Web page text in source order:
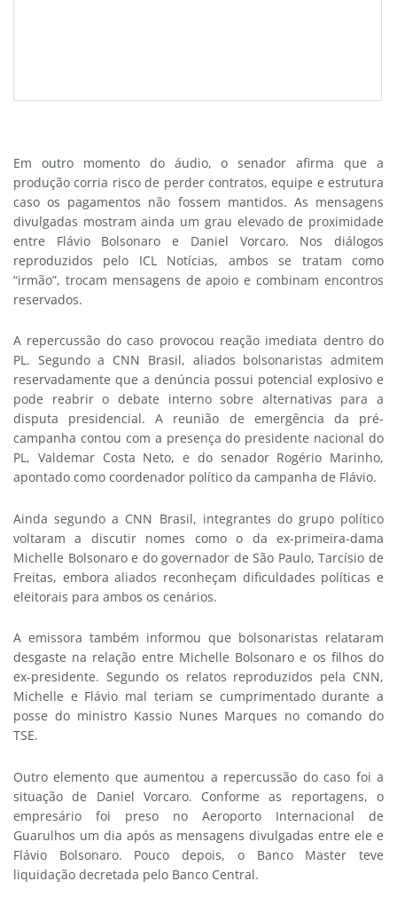
Em outro momento do áudio, o senador afirma que a
produção corria risco de perder contratos, equipe e estrutura
caso os pagamentos não fossem mantidos. As mensagens
divulgadas mostram ainda um grau elevado de proximidade
entre Flávio Bolsonaro e Daniel Vorcaro. Nos diálogos
reproduzidos pelo ICL Notícias, ambos se tratam como
“irmão”, trocam mensagens de apoio e combinam encontros
reservados.
A repercussão do caso provocou reação imediata dentro do
PL. Segundo a CNN Brasil, aliados bolsonaristas admitem
reservadamente que a denúncia possui potencial explosivo e
pode reabrir o debate interno sobre alternativas para a
disputa presidencial. A reunião de emergência da pré-
campanha contou com a presença do presidente nacional do
PL, Valdemar Costa Neto, e do senador Rogério Marinho,
apontado como coordenador político da campanha de Flávio.
Ainda segundo a CNN Brasil, integrantes do grupo político
voltaram a discutir nomes como o da ex-primeira-dama
Michelle Bolsonaro e do governador de São Paulo, Tarcísio de
Freitas, embora aliados reconheçam dificuldades políticas e
eleitorais para ambos os cenários.
A emissora também informou que bolsonaristas relataram
desgaste na relação entre Michelle Bolsonaro e os filhos do
ex-presidente. Segundo os relatos reproduzidos pela CNN,
Michelle e Flávio mal teriam se cumprimentado durante a
posse do ministro Kassio Nunes Marques no comando do
TSE.
Outro elemento que aumentou a repercussão do caso foi a
situação de Daniel Vorcaro. Conforme as reportagens, o
empresário foi preso no Aeroporto Internacional de
Guarulhos um dia após as mensagens divulgadas entre ele e
Flávio Bolsonaro. Pouco depois, o Banco Master teve
liquidação decretada pelo Banco Central.